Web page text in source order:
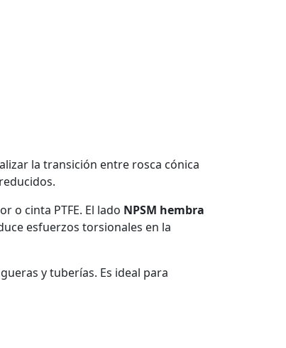
la transición entre rosca cónica
o cinta PTFE. El lado NPSM hembra
esfuerzos torsionales en la
y tuberías. Es ideal para